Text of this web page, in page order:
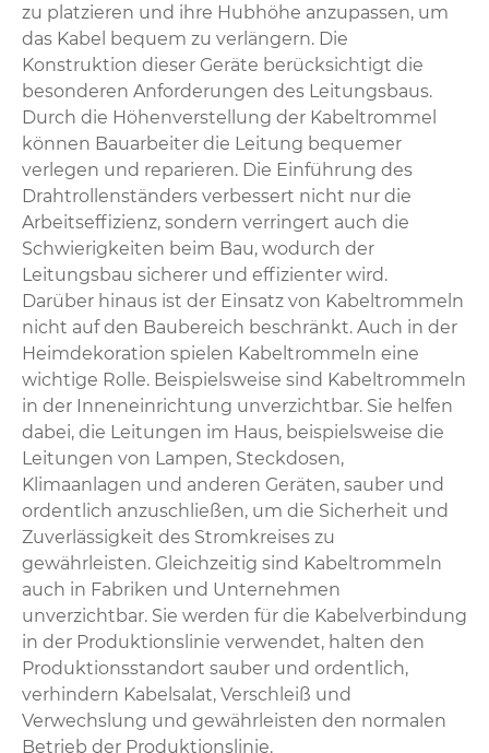
zu platzieren und ihre Hubhöhe anzupassen, um
das Kabel bequem zu verlängern. Die
Konstruktion dieser Geräte berücksichtigt die
besonderen Anforderungen des Leitungsbaus.
Durch die Höhenverstellung der Kabeltrommel
können Bauarbeiter die Leitung bequemer
verlegen und reparieren. Die Einführung des
Drahtrollenständers verbessert nicht nur die
Arbeitseffizienz, sondern verringert auch die
Schwierigkeiten beim Bau, wodurch der
Leitungsbau sicherer und effizienter wird. ‌
Darüber hinaus ist der Einsatz von Kabeltrommeln
nicht auf den Baubereich beschränkt. Auch in der
Heimdekoration spielen Kabeltrommeln eine
wichtige Rolle. Beispielsweise sind Kabeltrommeln
in der Inneneinrichtung unverzichtbar. Sie helfen
dabei, die Leitungen im Haus, beispielsweise die
Leitungen von Lampen, Steckdosen,
Klimaanlagen und anderen Geräten, sauber und
ordentlich anzuschließen, um die Sicherheit und
Zuverlässigkeit des Stromkreises zu
gewährleisten. Gleichzeitig sind Kabeltrommeln
auch in Fabriken und Unternehmen
unverzichtbar. Sie werden für die Kabelverbindung
in der Produktionslinie verwendet, halten den
Produktionsstandort sauber und ordentlich,
verhindern Kabelsalat, Verschleiß und
Verwechslung und gewährleisten den normalen
Betrieb der Produktionslinie. ‌